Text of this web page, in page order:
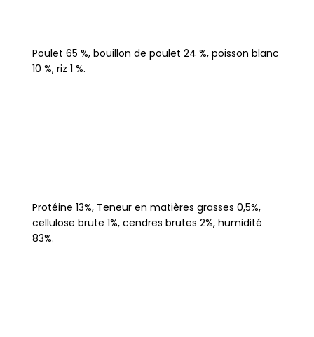
Poulet 65 %, bouillon de poulet 24 %, poisson blanc
10 %, riz 1 %.
Protéine 13%, Teneur en matières grasses 0,5%,
cellulose brute 1%, cendres brutes 2%, humidité
83%.